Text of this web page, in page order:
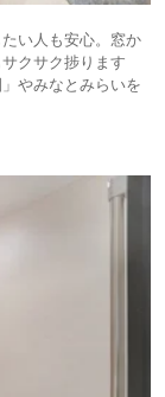
い人も安心。窓か
クサク捗ります
やみなとみらいを